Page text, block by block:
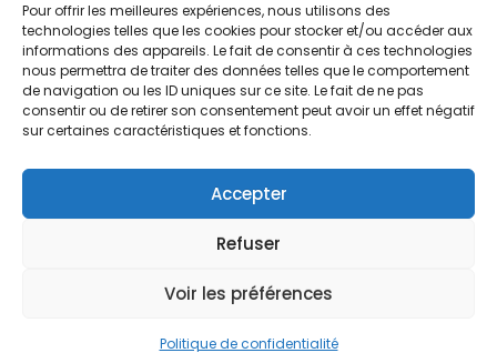
Pour offrir les meilleures expériences, nous utilisons des
technologies telles que les cookies pour stocker et/ou accéder aux
informations des appareils. Le fait de consentir à ces technologies
nous permettra de traiter des données telles que le comportement
de navigation ou les ID uniques sur ce site. Le fait de ne pas
consentir ou de retirer son consentement peut avoir un effet négatif
sur certaines caractéristiques et fonctions.
Accepter
Refuser
Voir les préférences
Politique de confidentialité
Les créas de Mathilde
24 Route NationaleMaureillas-Las-Illas 66480
+33.6.07.29.70.73
SUIVEZ-NOUS
Conditions Générales de ventes Contact
© 2026 Les Créas de Mathilde